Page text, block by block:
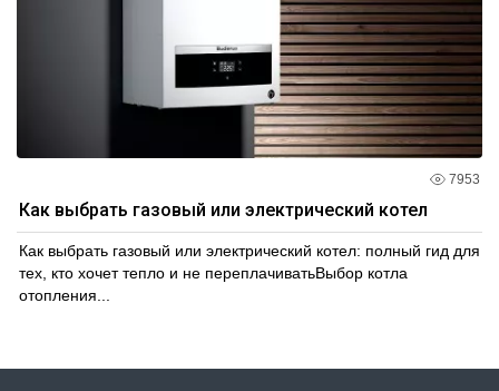
7953
Как выбрать газовый или электрический котел
Как выбрать газовый или электрический котел: полный гид для
тех, кто хочет тепло и не переплачиватьВыбор котла
отопления...